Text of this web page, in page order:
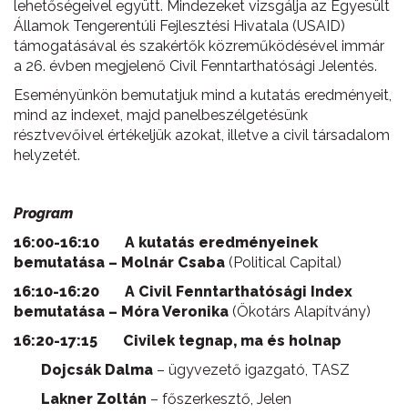
lehetőségeivel együtt. Mindezeket vizsgálja az Egyesült
Államok Tengerentúli Fejlesztési Hivatala (USAID)
támogatásával és szakértők közreműködésével immár
a 26. évben megjelenő Civil Fenntarthatósági Jelentés.
Eseményünkön bemutatjuk mind a kutatás eredményeit,
mind az indexet, majd panelbeszélgetésünk
résztvevőivel értékeljük azokat, illetve a civil társadalom
helyzetét.
Program
16:00-16:10 A kutatás eredményeinek
bemutatása – Molnár Csaba (Political Capital)
16:10-16:20 A Civil Fenntarthatósági Index
bemutatása – Móra Veronika (Ökotárs Alapítvány)
16:20-17:15 Civilek tegnap, ma és holnap
Dojcsák Dalma – ügyvezető igazgató, TASZ
Lakner Zoltán – főszerkesztő, Jelen